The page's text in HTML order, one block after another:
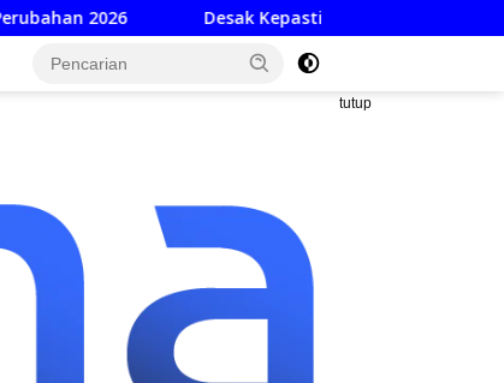
Desak Kepastian Hukum ART Dorong Percepatan
tutup